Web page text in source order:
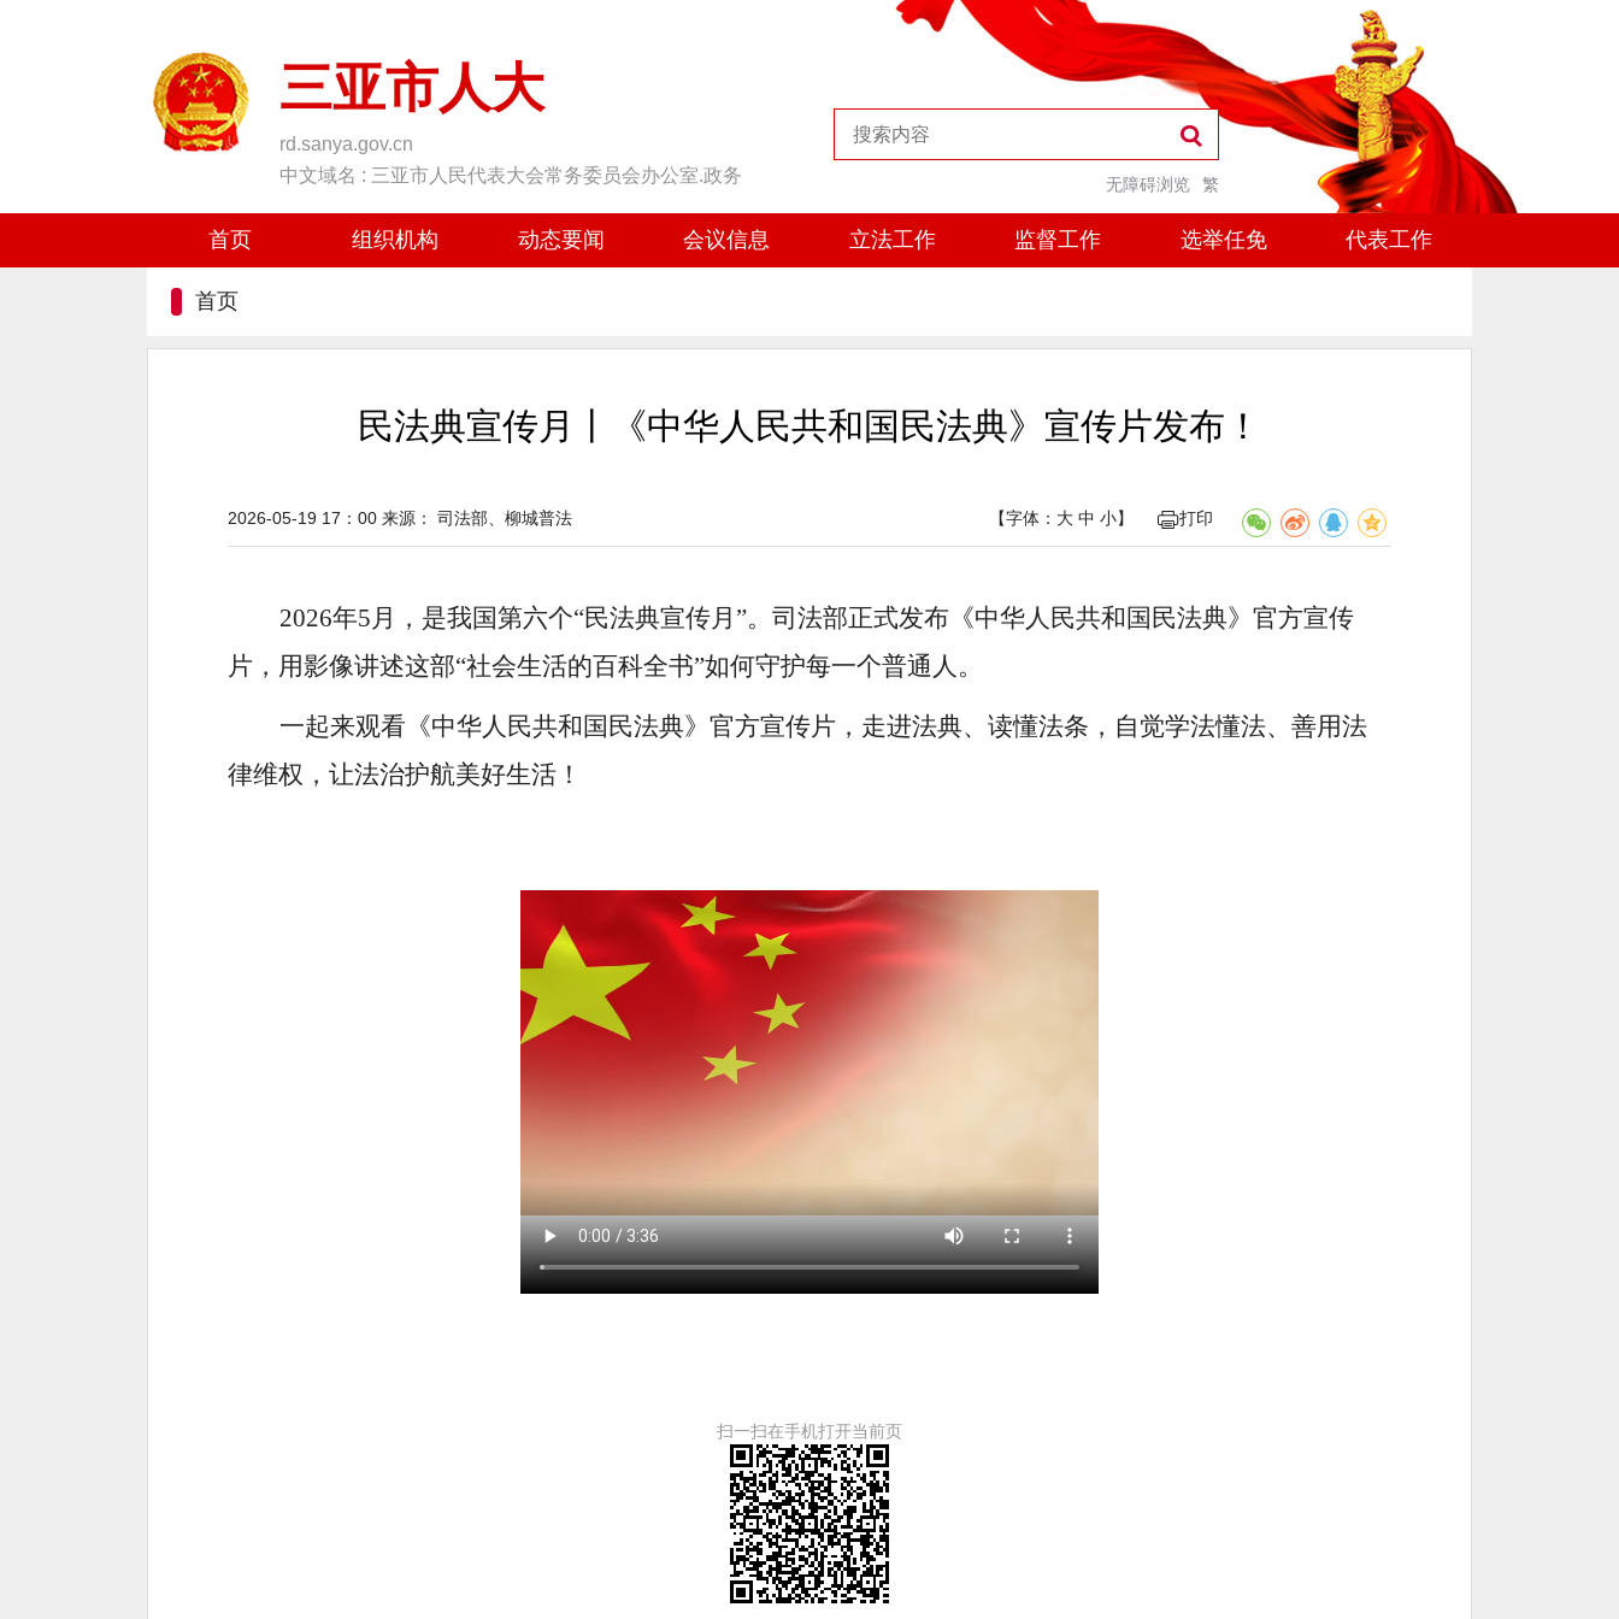
三亚市人大
rd.sanya.gov.cn
中文域名 : 三亚市人民代表大会常务委员会办公室.政务
繁
无障碍浏览
首页 组织机构 动态要闻 会议信息 立法工作 监督工作 选举任免 代表工作
首页
民法典宣传月丨《中华人民共和国民法典》宣传片发布！
【字体： 大 中 小】 打印
2026-05-19 17：00 来源： 司法部、柳城普法
2026年5月，是我国第六个“民法典宣传月”。司法部正式发布《中华人民共和国民法典》官方宣传
片，用影像讲述这部“社会生活的百科全书”如何守护每一个普通人。
一起来观看《中华人民共和国民法典》官方宣传片，走进法典、读懂法条，自觉学法懂法、善用法
律维权，让法治护航美好生活！
扫一扫在手机打开当前页